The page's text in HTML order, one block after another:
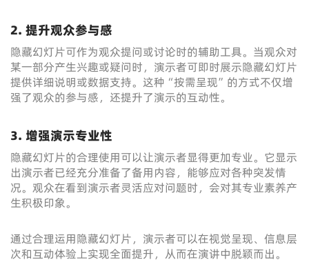
2. 提升观众参与感
隐藏幻灯片可作为观众提问或讨论时的辅助工具。当观众对
某一部分产生兴趣或疑问时，演示者可即时展示隐藏幻灯片
提供详细说明或数据支持。这种“按需呈现”的方式不仅增
强了观众的参与感，还提升了演示的互动性。
3. 增强演示专业性
隐藏幻灯片的合理使用可以让演示者显得更加专业。它显示
出演示者已经充分准备了备用内容，能够应对各种突发情
况。观众在看到演示者灵活应对问题时，会对其专业素养产
生积极印象。
通过合理运用隐藏幻灯片，演示者可以在视觉呈现、信息层
次和互动体验上实现全面提升，从而在演讲中脱颖而出。